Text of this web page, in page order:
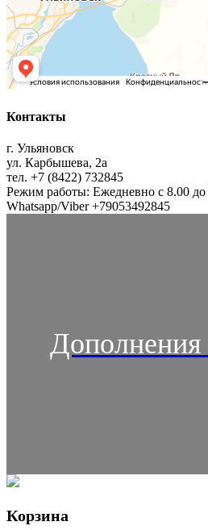
Контакты
г. Ульяновск
ул. Карбышева, 2а
тел. +7 (8422) 732845
Режим работы: Ежедневно с 8.00 до
Whatsapp/Viber +79053492845
Дополнения
Корзина